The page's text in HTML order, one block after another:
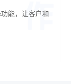
能，让客户和